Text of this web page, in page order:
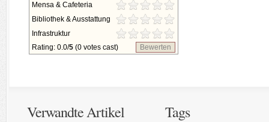
Mensa & Cafeteria
Bibliothek & Ausstattung
Infrastruktur
Rating: 0.0/5 (0 votes cast) Bewerten
Verwandte Artikel Tags